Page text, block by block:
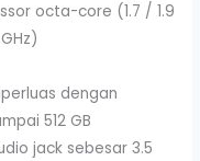
octa-core (1.7 / 1.9
dengan
512 GB
jack sebesar 3.5